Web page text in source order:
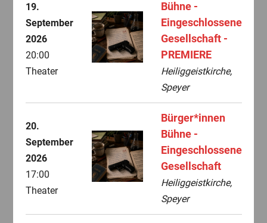
19.
September
2026
20:00
Theater
Bühne -
Eingeschlossene
Gesellschaft -
PREMIERE
Heiliggeistkirche,
Speyer
20.
September
2026
17:00
Theater
Bürger*innen
Bühne -
Eingeschlossene
Gesellschaft
Heiliggeistkirche,
Speyer